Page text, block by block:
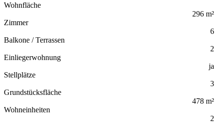
Wohnfläche
296 m²
Zimmer
6
Balkone / Terrassen
2
Einliegerwohnung
ja
Stellplätze
3
Grundstücksfläche
478 m²
Wohneinheiten
2